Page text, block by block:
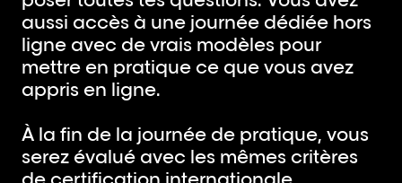
aussi accès à une journée dédiée hors
ligne avec de vrais modèles pour
mettre en pratique ce que vous avez
appris en ligne.
À la fin de la journée de pratique, vous
serez évalué avec les mêmes critères